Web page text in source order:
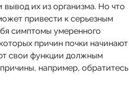
их из организма. Но что
привести к серьезным
симптомы умеренного
причин почки начинают
свои функции должным
например, обратитесь